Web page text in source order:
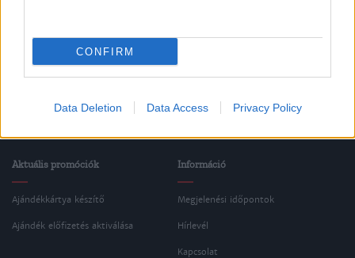
CONFIRM
Data Deletion Data Access Privacy Policy
Aktuális promóciók
Ajándékkártya készítő
Ajándék előfizetés aktiválása
Információ
Megjelenési időpontok
Hírlevél
Kapcsolat